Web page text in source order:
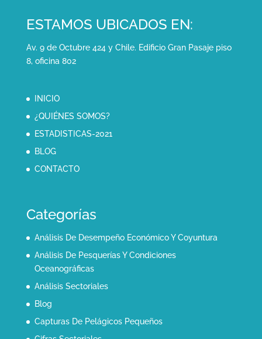
ESTAMOS UBICADOS EN:
Av. 9 de Octubre 424 y Chile. Edificio Gran Pasaje piso
8, oficina 802
INICIO
¿QUIÉNES SOMOS?
ESTADISTICAS-2021
BLOG
CONTACTO
Categorías
Análisis De Desempeño Económico Y Coyuntura
Análisis De Pesquerías Y Condiciones
Oceanográficas
Análisis Sectoriales
Blog
Capturas De Pelágicos Pequeños